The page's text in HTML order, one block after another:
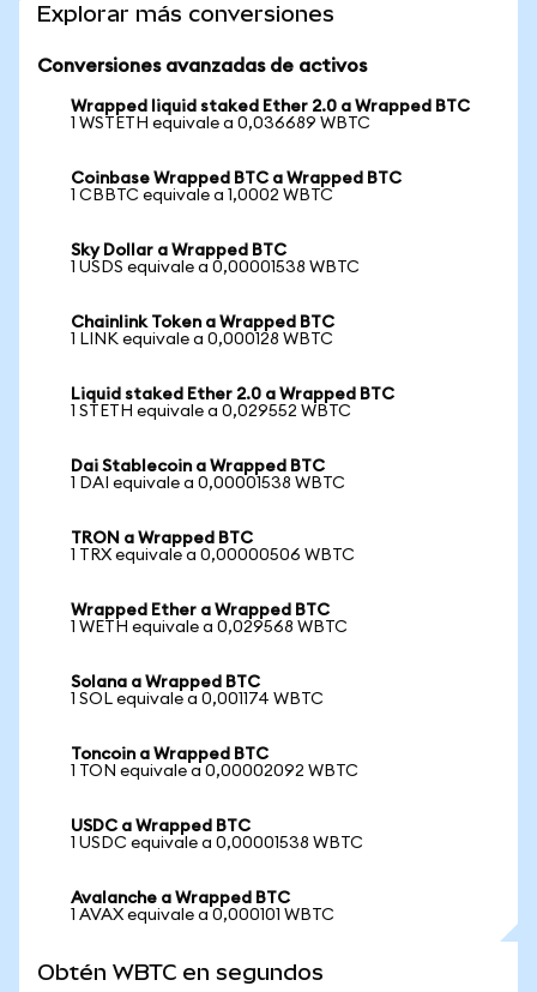
Explorar más conversiones
Conversiones avanzadas de activos
Wrapped liquid staked Ether 2.0 a Wrapped BTC
1 WSTETH equivale a 0,036689 WBTC
Coinbase Wrapped BTC a Wrapped BTC
1 CBBTC equivale a 1,0002 WBTC
Sky Dollar a Wrapped BTC
1 USDS equivale a 0,00001538 WBTC
Chainlink Token a Wrapped BTC
1 LINK equivale a 0,000128 WBTC
Liquid staked Ether 2.0 a Wrapped BTC
1 STETH equivale a 0,029552 WBTC
Dai Stablecoin a Wrapped BTC
1 DAI equivale a 0,00001538 WBTC
TRON a Wrapped BTC
1 TRX equivale a 0,00000506 WBTC
Wrapped Ether a Wrapped BTC
1 WETH equivale a 0,029568 WBTC
Solana a Wrapped BTC
1 SOL equivale a 0,001174 WBTC
Toncoin a Wrapped BTC
1 TON equivale a 0,00002092 WBTC
USDC a Wrapped BTC
1 USDC equivale a 0,00001538 WBTC
Avalanche a Wrapped BTC
1 AVAX equivale a 0,000101 WBTC
Obtén WBTC en segundos